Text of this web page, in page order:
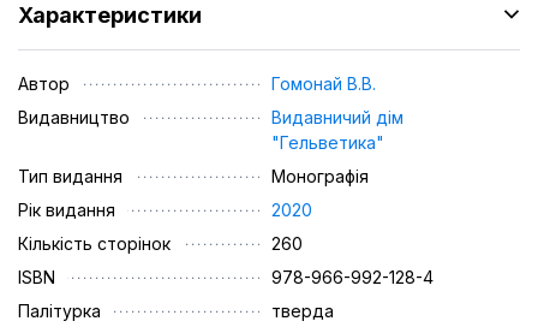
Характеристики
Автор
Гомонай В.В.
Видавництво
Видавничий дім
"Гельветика"
Тип видання
Монографія
Рік видання
2020
Кількість сторінок
260
ISBN
978-966-992-128-4
Палітурка
тверда